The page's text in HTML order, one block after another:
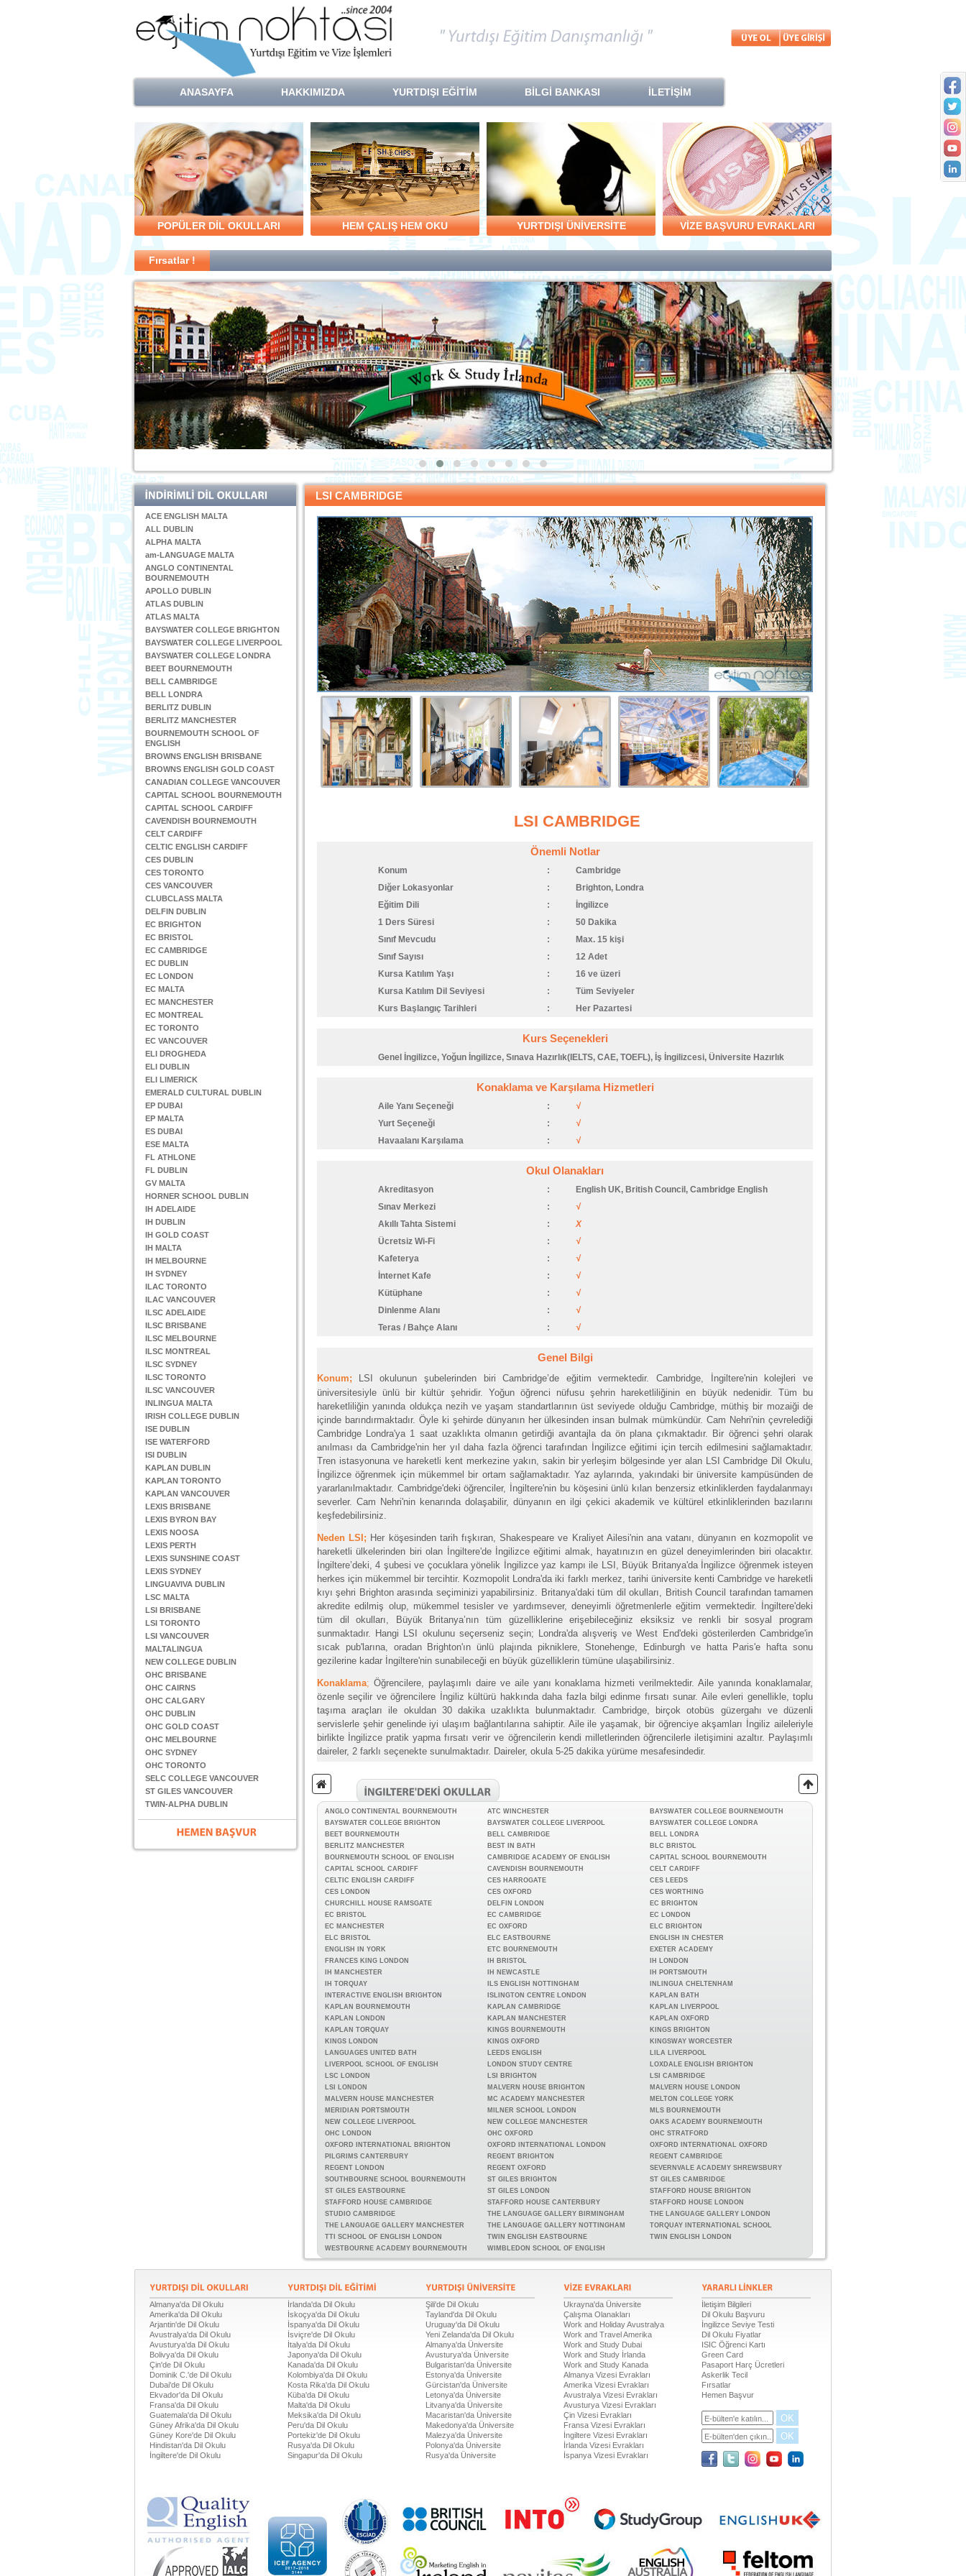
ANASAYFA HAKKIMIZDA YURTDIŞI EĞİTİM BİLGİ BANKASI İLETİŞİM
POPÜLER DİL OKULLARI HEM ÇALIŞ HEM OKU YURTDIŞI ÜNİVERSİTE VİZE BAŞVURU EVRAKLARI
Fırsatlar !
ACE ENGLISH MALTA
ALL DUBLIN
ALPHA MALTA
am-LANGUAGE MALTA
ANGLO CONTINENTAL
BOURNEMOUTH
APOLLO DUBLIN
ATLAS DUBLIN
ATLAS MALTA
BAYSWATER COLLEGE BRIGHTON
BAYSWATER COLLEGE LIVERPOOL
BAYSWATER COLLEGE LONDRA
BEET BOURNEMOUTH
BELL CAMBRIDGE
BELL LONDRA
BERLITZ DUBLIN
BERLITZ MANCHESTER
BOURNEMOUTH SCHOOL OF
ENGLISH
BROWNS ENGLISH BRISBANE
BROWNS ENGLISH GOLD COAST
CANADIAN COLLEGE VANCOUVER
CAPITAL SCHOOL BOURNEMOUTH
CAPITAL SCHOOL CARDIFF
CAVENDISH BOURNEMOUTH
CELT CARDIFF
CELTIC ENGLISH CARDIFF
CES DUBLIN
CES TORONTO
CES VANCOUVER
CLUBCLASS MALTA
DELFIN DUBLIN
EC BRIGHTON
EC BRISTOL
EC CAMBRIDGE
EC DUBLIN
EC LONDON
EC MALTA
EC MANCHESTER
EC MONTREAL
EC TORONTO
EC VANCOUVER
ELI DROGHEDA
ELI DUBLIN
ELI LIMERICK
EMERALD CULTURAL DUBLIN
EP DUBAI
EP MALTA
ES DUBAI
ESE MALTA
FL ATHLONE
FL DUBLIN
GV MALTA
HORNER SCHOOL DUBLIN
IH ADELAIDE
IH DUBLIN
IH GOLD COAST
IH MALTA
IH MELBOURNE
IH SYDNEY
ILAC TORONTO
ILAC VANCOUVER
ILSC ADELAIDE
ILSC BRISBANE
ILSC MELBOURNE
ILSC MONTREAL
ILSC SYDNEY
ILSC TORONTO
ILSC VANCOUVER
INLINGUA MALTA
IRISH COLLEGE DUBLIN
ISE DUBLIN
ISE WATERFORD
ISI DUBLIN
KAPLAN DUBLIN
KAPLAN TORONTO
KAPLAN VANCOUVER
LEXIS BRISBANE
LEXIS BYRON BAY
LEXIS NOOSA
LEXIS PERTH
LEXIS SUNSHINE COAST
LEXIS SYDNEY
LINGUAVIVA DUBLIN
LSC MALTA
LSI BRISBANE
LSI TORONTO
LSI VANCOUVER
MALTALINGUA
NEW COLLEGE DUBLIN
OHC BRISBANE
OHC CAIRNS
OHC CALGARY
OHC DUBLIN
OHC GOLD COAST
OHC MELBOURNE
OHC SYDNEY
OHC TORONTO
SELC COLLEGE VANCOUVER
ST GILES VANCOUVER
TWIN-ALPHA DUBLIN
LSI CAMBRIDGE
LSI CAMBRIDGE
Önemli Notlar
Konum :
Cambridge
Diğer Lokasyonlar
:
Brighton, Londra
Eğitim Dili
:
İngilizce
1 Ders Süresi
:
50 Dakika
Sınıf Mevcudu
:
Max. 15 kişi
Sınıf Sayısı
:
12 Adet
Kursa Katılım Yaşı
:
16 ve üzeri
Kursa Katılım Dil Seviyesi
:
Tüm Seviyeler
Kurs Başlangıç Tarihleri
: Her Pazartesi
Kurs Seçenekleri
Genel İngilizce, Yoğun İngilizce, Sınava Hazırlık(IELTS, CAE, TOEFL), İş İngilizcesi, Üniversite Hazırlık
Konaklama ve Karşılama Hizmetleri
Aile Yanı Seçeneği :
√
Yurt Seçeneği
:
√
Havaalanı Karşılama
: √
Okul Olanakları
Akreditasyon :
English UK, British Council, Cambridge English
Sınav Merkezi
:
√
Akıllı Tahta Sistemi
:
X
Ücretsiz Wi-Fi
:
√
Kafeterya
:
√
İnternet Kafe
:
√
Kütüphane
:
√
Dinlenme Alanı
:
√
Teras / Bahçe Alanı
: √
Genel Bilgi
Konum;
LSI okulunun şubelerinden biri Cambridge’de eğitim vermektedir. Cambridge, İngiltere'nin kolejleri ve
üniversitesiyle ünlü bir kültür şehridir. Yoğun öğrenci nüfusu şehrin hareketliliğinin en büyük nedenidir. Tüm bu
hareketliliğin yanında oldukça nezih ve yaşam standartlarının üst seviyede olduğu Cambridge, müthiş bir mozaiği de
içinde barındırmaktadır. Öyle ki şehirde dünyanın her ülkesinden insan bulmak mümkündür. Cam Nehri'nin çevrelediği
Cambridge Londra'ya 1 saat uzaklıkta olmanın getirdiği avantajla da ön plana çıkmaktadır. Bir öğrenci şehri olarak
anılması da Cambridge'nin her yıl daha fazla öğrenci tarafından İngilizce eğitimi için tercih edilmesini sağlamaktadır.
Tren istasyonuna ve hareketli kent merkezine yakın, sakin bir yerleşim bölgesinde yer alan LSI Cambridge Dil Okulu,
İngilizce öğrenmek için mükemmel bir ortam sağlamaktadır. Yaz aylarında, yakındaki bir üniversite kampüsünden de
yararlanılmaktadır. Cambridge'deki öğrenciler, İngiltere'nin bu köşesini ünlü kılan benzersiz etkinliklerden faydalanmayı
severler. Cam Nehri'nin kenarında dolaşabilir, dünyanın en ilgi çekici akademik ve kültürel etkinliklerinden bazılarını
keşfedebilirsiniz.
Neden LSI; Her köşesinden tarih fışkıran, Shakespeare ve Kraliyet Ailesi'nin ana vatanı, dünyanın en kozmopolit ve
hareketli ülkelerinden biri olan İngiltere'de İngilizce eğitimi almak, hayatınızın en güzel deneyimlerinden biri olacaktır.
İngiltere’deki, 4 şubesi ve çocuklara yönelik İngilizce yaz kampı ile LSI, Büyük Britanya'da İngilizce öğrenmek isteyen
herkes için mükemmel bir tercihtir. Kozmopolit Londra'da iki farklı merkez, tarihi üniversite kenti Cambridge ve hareketli
kıyı şehri Brighton arasında seçiminizi yapabilirsiniz. Britanya'daki tüm dil okulları, British Council tarafından tamamen
akredite edilmiş olup, mükemmel tesisler ve yardımsever, deneyimli öğretmenlerle eğitim vermektedir. İngiltere'deki
tüm dil okulları, Büyük Britanya’nın tüm güzelliklerine erişebileceğiniz eksiksiz ve renkli bir sosyal program
sunmaktadır. Hangi LSI okulunu seçerseniz seçin; Londra'da alışveriş ve West End'deki gösterilerden Cambridge'in
sıcak pub'larına, oradan Brighton'ın ünlü plajında pikniklere, Stonehenge, Edinburgh ve hatta Paris'e hafta sonu
gezilerine kadar İngiltere'nin sunabileceği en büyük güzelliklerin tümüne ulaşabilirsiniz.
Konaklama; Öğrencilere, paylaşımlı daire ve aile yanı konaklama hizmeti verilmektedir. Aile yanında konaklamalar,
özenle seçilir ve öğrencilere İngiliz kültürü hakkında daha fazla bilgi edinme fırsatı sunar. Aile evleri genellikle, toplu
taşıma araçları ile okuldan 30 dakika uzaklıkta bulunmaktadır. Cambridge, birçok otobüs güzergahı ve düzenli
servislerle şehir genelinde iyi ulaşım bağlantılarına sahiptir. Aile ile yaşamak, bir öğrenciye akşamları İngiliz aileleriyle
birlikte İngilizce pratik yapma fırsatı verir ve öğrencilerin kendi milletlerinden öğrencilerle iletişimini azaltır. Paylaşımlı
daireler, 2 farklı seçenekte sunulmaktadır. Daireler, okula 5-25 dakika yürüme mesafesindedir.
ANGLO CONTINENTAL BOURNEMOUTH ATC WINCHESTER
BAYSWATER COLLEGE BOURNEMOUTH
BAYSWATER COLLEGE BRIGHTON
BAYSWATER COLLEGE LIVERPOOL
BAYSWATER COLLEGE LONDRA
BEET BOURNEMOUTH
BELL CAMBRIDGE
BELL LONDRA
BERLITZ MANCHESTER
BEST IN BATH
BLC BRISTOL
BOURNEMOUTH SCHOOL OF ENGLISH
CAMBRIDGE ACADEMY OF ENGLISH
CAPITAL SCHOOL BOURNEMOUTH
CAPITAL SCHOOL CARDIFF
CAVENDISH BOURNEMOUTH
CELT CARDIFF
CELTIC ENGLISH CARDIFF
CES HARROGATE
CES LEEDS
CES LONDON
CES OXFORD
CES WORTHING
CHURCHILL HOUSE RAMSGATE
DELFIN LONDON
EC BRIGHTON
EC BRISTOL
EC CAMBRIDGE
EC LONDON
EC MANCHESTER
EC OXFORD
ELC BRIGHTON
ELC BRISTOL
ELC EASTBOURNE
ENGLISH IN CHESTER
ENGLISH IN YORK
ETC BOURNEMOUTH
EXETER ACADEMY
FRANCES KING LONDON
IH BRISTOL
IH LONDON
IH MANCHESTER
IH NEWCASTLE
IH PORTSMOUTH
IH TORQUAY
ILS ENGLISH NOTTINGHAM
INLINGUA CHELTENHAM
INTERACTIVE ENGLISH BRIGHTON
ISLINGTON CENTRE LONDON
KAPLAN BATH
KAPLAN BOURNEMOUTH
KAPLAN CAMBRIDGE
KAPLAN LIVERPOOL
KAPLAN LONDON
KAPLAN MANCHESTER
KAPLAN OXFORD
KAPLAN TORQUAY
KINGS BOURNEMOUTH
KINGS BRIGHTON
KINGS LONDON
KINGS OXFORD
KINGSWAY WORCESTER
LANGUAGES UNITED BATH
LEEDS ENGLISH
LILA LIVERPOOL
LIVERPOOL SCHOOL OF ENGLISH
LONDON STUDY CENTRE
LOXDALE ENGLISH BRIGHTON
LSC LONDON
LSI BRIGHTON
LSI CAMBRIDGE
LSI LONDON
MALVERN HOUSE BRIGHTON
MALVERN HOUSE LONDON
MALVERN HOUSE MANCHESTER
MC ACADEMY MANCHESTER
MELTON COLLEGE YORK
MERIDIAN PORTSMOUTH
MILNER SCHOOL LONDON
MLS BOURNEMOUTH
NEW COLLEGE LIVERPOOL
NEW COLLEGE MANCHESTER
OAKS ACADEMY BOURNEMOUTH
OHC LONDON
OHC OXFORD
OHC STRATFORD
OXFORD INTERNATIONAL BRIGHTON
OXFORD INTERNATIONAL LONDON
OXFORD INTERNATIONAL OXFORD
PILGRIMS CANTERBURY
REGENT BRIGHTON
REGENT CAMBRIDGE
REGENT LONDON
REGENT OXFORD
SEVERNVALE ACADEMY SHREWSBURY
SOUTHBOURNE SCHOOL BOURNEMOUTH
ST GILES BRIGHTON
ST GILES CAMBRIDGE
ST GILES EASTBOURNE
ST GILES LONDON
STAFFORD HOUSE BRIGHTON
STAFFORD HOUSE CAMBRIDGE
STAFFORD HOUSE CANTERBURY
STAFFORD HOUSE LONDON
STUDIO CAMBRIDGE
THE LANGUAGE GALLERY BIRMINGHAM
THE LANGUAGE GALLERY LONDON
THE LANGUAGE GALLERY MANCHESTER
THE LANGUAGE GALLERY NOTTINGHAM
TORQUAY INTERNATIONAL SCHOOL
TTI SCHOOL OF ENGLISH LONDON
TWIN ENGLISH EASTBOURNE
TWIN ENGLISH LONDON
WESTBOURNE ACADEMY BOURNEMOUTH
WIMBLEDON SCHOOL OF ENGLISH
Almanya'da Dil Okulu
Amerika'da Dil Okulu
Arjantin'de Dil Okulu
Avustralya'da Dil Okulu
Avusturya'da Dil Okulu
Bolivya'da Dil Okulu
Çin'de Dil Okulu
Dominik C.'de Dil Okulu
Dubai'de Dil Okulu
Ekvador'da Dil Okulu
Fransa'da Dil Okulu
Guatemala'da Dil Okulu
Güney Afrika'da Dil Okulu
Güney Kore'de Dil Okulu
Hindistan'da Dil Okulu
İngiltere'de Dil Okulu
İrlanda'da Dil Okulu
İskoçya'da Dil Okulu
İspanya'da Dil Okulu
İsviçre'de Dil Okulu
İtalya'da Dil Okulu
Japonya'da Dil Okulu
Kanada'da Dil Okulu
Kolombiya'da Dil Okulu
Kosta Rika'da Dil Okulu
Küba'da Dil Okulu
Malta'da Dil Okulu
Meksika'da Dil Okulu
Peru'da Dil Okulu
Portekiz'de Dil Okulu
Rusya'da Dil Okulu
Singapur'da Dil Okulu
Şili'de Dil Okulu
Tayland'da Dil Okulu
Uruguay'da Dil Okulu
Yeni Zelanda'da Dil Okulu
Almanya'da Üniversite
Avusturya'da Üniversite
Bulgaristan'da Üniversite
Estonya'da Üniversite
Gürcistan'da Üniversite
Letonya'da Üniversite
Litvanya'da Üniversite
Macaristan'da Üniversite
Makedonya'da Üniversite
Malezya'da Üniversite
Polonya'da Üniversite
Rusya'da Üniversite
Ukrayna'da Üniversite
Çalışma Olanakları
Work and Holiday Avustralya
Work and Travel Amerika
Work and Study Dubai
Work and Study İrlanda
Work and Study Kanada
Almanya Vizesi Evrakları
Amerika Vizesi Evrakları
Avustralya Vizesi Evrakları
Avusturya Vizesi Evrakları
Çin Vizesi Evrakları
Fransa Vizesi Evrakları
İngiltere Vizesi Evrakları
İrlanda Vizesi Evrakları
İspanya Vizesi Evrakları
İletişim Bilgileri
Dil Okulu Başvuru
İngilizce Seviye Testi
Dil Okulu Fiyatlar
ISIC Öğrenci Kartı
Green Card
Pasaport Harç Ücretleri
Askerlik Tecil
Fırsatlar
Hemen Başvur
OK
OK